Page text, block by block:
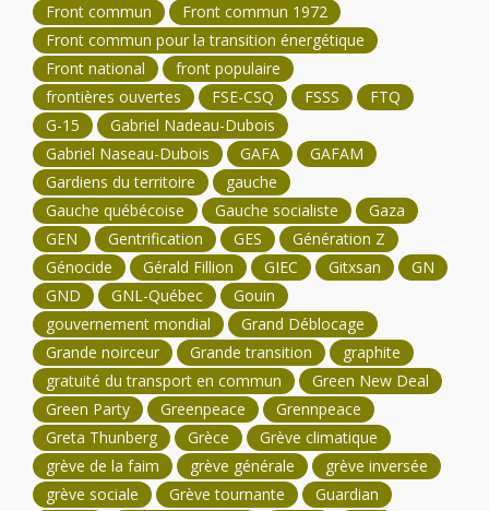
Front commun
Front commun 1972
Front commun pour la transition énergétique
Front national
front populaire
frontières ouvertes
FSE-CSQ FSSS
FTQ
G-15
Gabriel Nadeau-Dubois
Gabriel Naseau-Dubois
GAFA
GAFAM
Gardiens du territoire
gauche
Gauche québécoise
Gauche socialiste
Gaza
GEN
Gentrification GES
Génération Z
Génocide
Gérald Fillion GIEC Gitxsan
GN
GND
GNL-Québec
Gouin
gouvernement mondial
Grand Déblocage
Grande noirceur
Grande transition
graphite
gratuité du transport en commun
Green New Deal
Green Party
Greenpeace
Grennpeace
Greta Thunberg
Grèce
Grève climatique
grève de la faim
grève générale
grève inversée
grève sociale
Grève tournante
Guardian